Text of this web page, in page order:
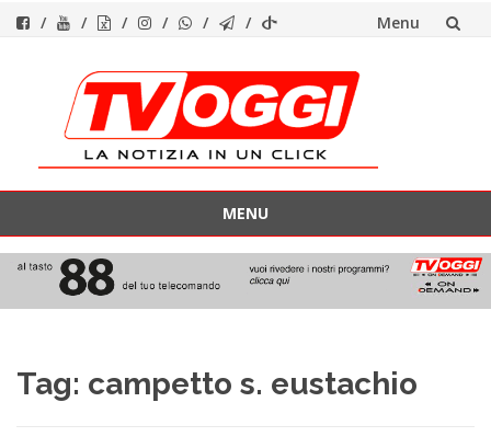
Menu
contenuto
MENU
contenuto
Tag: campetto s. eustachio